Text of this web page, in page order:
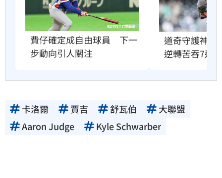
費仔確定成自由球員　下一
步動向引人關注
道奇守護神挨
逆轉苦吞7連敗
卡洛爾 賈吉 舒瓦伯
大聯盟
Aaron Judge
Kyle Schwarber